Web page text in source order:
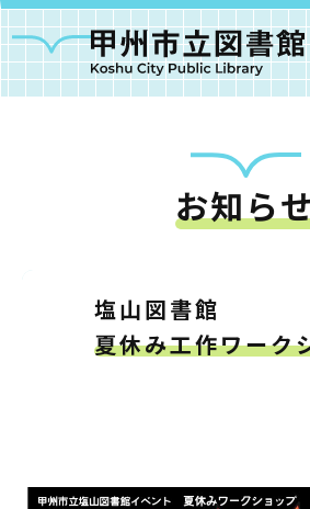
お知ら
塩山図書館
夏休み工作ワーク
甲州市図書館につ
塩山図書館
大和図書館
甘草屋敷子ども図書館